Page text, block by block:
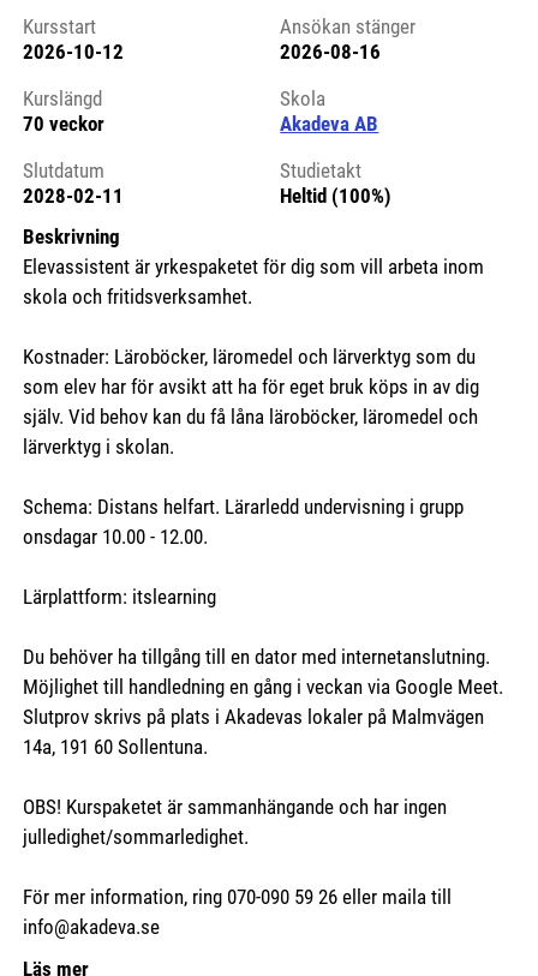
Kursstart 6166698
Kursstart
2026-10-12
Ansökan stänger
2026-08-16
Kurslängd
70 veckor
Skola
Akadeva AB
Slutdatum
2028-02-11
Studietakt
Heltid (100%)
Beskrivning
Elevassistent är yrkespaketet för dig som vill arbeta inom
skola och fritidsverksamhet.
Kostnader: Läroböcker, läromedel och lärverktyg som du
som elev har för avsikt att ha för eget bruk köps in av dig
själv. Vid behov kan du få låna läroböcker, läromedel och
lärverktyg i skolan.
Schema: Distans helfart. Lärarledd undervisning i grupp
onsdagar 10.00 - 12.00.
Lärplattform: itslearning
Du behöver ha tillgång till en dator med internetanslutning.
Möjlighet till handledning en gång i veckan via Google Meet.
Slutprov skrivs på plats i Akadevas lokaler på Malmvägen
14a, 191 60 Sollentuna.
OBS! Kurspaketet är sammanhängande och har ingen
julledighet/sommarledighet.
För mer information, ring 070-090 59 26 eller maila till
info@akadeva.se
Läs mer